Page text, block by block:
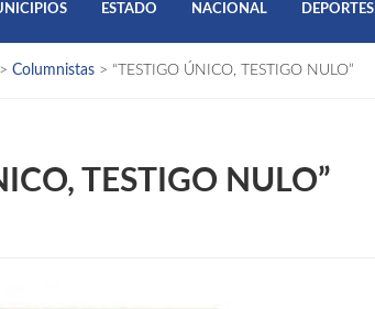
ESTADO NACIONAL DEPORTES
> Columnistas > “TESTIGO ÚNICO, TESTIGO NULO”
TESTIGO NULO”